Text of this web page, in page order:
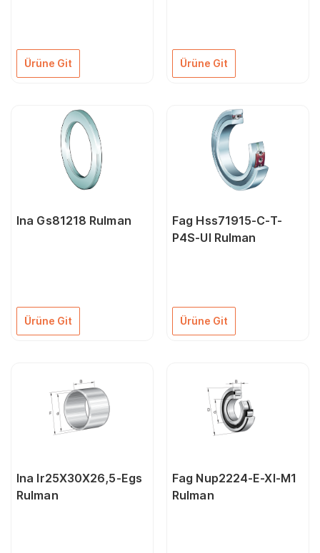
Ürüne Git Ürüne Git
Ina Gs81218 Rulman
Ürüne Git
Fag Hss71915-C-T-
P4S-Ul Rulman
Ürüne Git
Ina Ir25X30X26,5-Egs
Rulman
Fag Nup2224-E-Xl-M1
Rulman